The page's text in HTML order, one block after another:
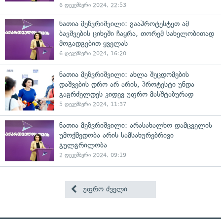
6 დეკემბერი 2024, 22:53
ნათია მეზვრიშვილი: გააპროტესტეთ ამ
ბავშვების ციხეში ჩაყრა, თორემ სახელობითად
მოგადგებით ყველას
6 დეკემბერი 2024, 16:20
ნათია მეზვრიშვილი: ახლა შეცდომების
დაშვების დრო არ არის, პროტესტი უნდა
გაგრძელდეს კიდევ უფრო მასშტაბურად
5 დეკემბერი 2024, 11:37
ნათია მეზვრიშვილი: არასახალხო დამცველის
უმოქმედობა არის სამსახურებრივი
გულგრილობა
2 დეკემბერი 2024, 09:19
უფრო ძველი